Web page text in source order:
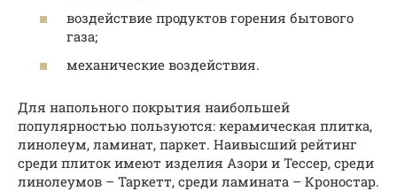
воздействие продуктов горения бытового
газа;
механические воздействия.
Для напольного покрытия наибольшей
популярностью пользуются: керамическая плитка,
линолеум, ламинат, паркет. Наивысший рейтинг
среди плиток имеют изделия Азори и Тессер, среди
линолеумов – Таркетт, среди ламината – Кроностар.